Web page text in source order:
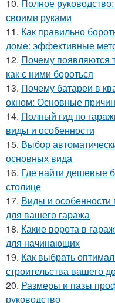
10. Полное
своими руками
11. Как правильно
доме: эффективные
12. Почему появляются
как с ними бороться
13. Почему батареи в
окном: Основные
14. Полный гид по
виды и особенности
15. Выбор
основных вида
16. Где найти дешевые
столице
17. Виды и особенности
для вашего гаража
18. Какие ворота в
для начинающих
19. Как выбрать
строительства вашего
20. Размеры и пазы
руководство